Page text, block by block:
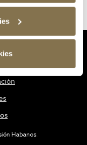
Habanos.